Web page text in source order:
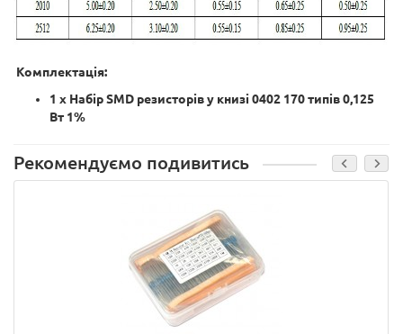
Комплектація:
1 х Набір SMD резисторів у книзі 0402 170 типів 0,125
Вт 1%
Рекомендуємо подивитись